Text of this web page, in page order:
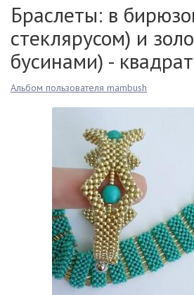
Браслеты: в
стеклярусом) и
бусинами) -
Альбом пользователя mambush